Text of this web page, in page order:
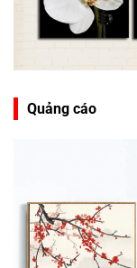
Quảng cáo